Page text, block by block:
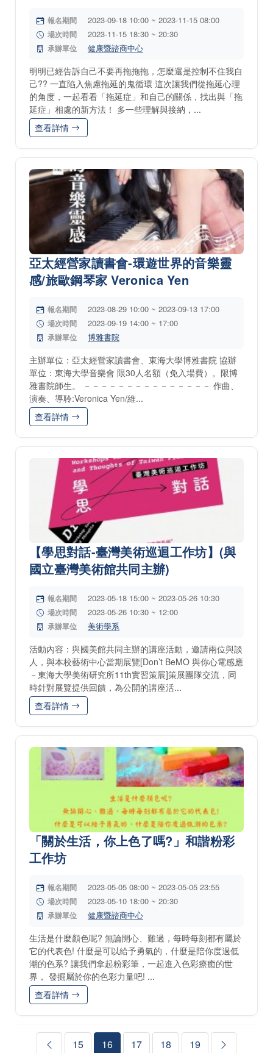
報名期間 2023-09-18 10:00 ~ 2023-11-15 08:00
場次時間 2023-11-15 18:30 ~ 20:30
承辦單位 健康暨諮商中心
明明已經告訴自己不要再拖拖拖，怎麼還是控制不住我自
己?? 一直陷入焦慮拖延的鬼循環 這次讓我們從拖延心理
的角度，一起看看「拖延症」和自己的關係，找出與「拖
延症」相處的新方法！ 多一些理解與接納，...
查看詳情
亞太經營家讀書會-環遊世界的音樂靈
感/旅歐鋼琴家 Veronica Yen
報名期間 2023-08-29 10:00 ~ 2023-09-13 17:00
場次時間 2023-09-19 14:00 ~ 17:00
承辦單位 博雅書院
主辦單位：亞太經營家讀書會、東海大學博雅書院 協辦
單位：東海大學音樂會 限30人名額（免入場費）。限博
雅書院師生。 －－－－－－－－－－－－－－－ 作曲、
演奏、導聆:Veronica Yen/維...
查看詳情
【學思對話-臺灣美術巡迴工作坊】(與
國立臺灣美術館共同主辦)
報名期間 2023-05-18 15:00 ~ 2023-05-26 10:30
場次時間 2023-05-26 10:30 ~ 12:00
承辦單位 美術學系
活動內容：與國美館共同主辦的講座活動，邀請兩位與談
人，與本校藝術中心當期展覽[Don’t BeMO 與你心電感應
－東海大學美術研究所11th實習策展]策展團隊交流，同
時針對展覽提供回饋，為公開的講座活...
查看詳情
「關於生活，你上色了嗎?」和諧粉彩
工作坊
報名期間 2023-05-05 08:00 ~ 2023-05-05 23:55
場次時間 2023-05-10 18:00 ~ 20:30
承辦單位 健康暨諮商中心
生活是什麼顏色呢? 無論開心、難過，每時每刻都有屬於
它的代表色! 什麼是可以給予勇氣的，什麼是陪你度過低
潮的色系? 讓我們拿起粉彩筆，一起進入色彩療癒的世
界， 發掘屬於你的色彩力量吧! ...
查看詳情
15 16 17 18 19